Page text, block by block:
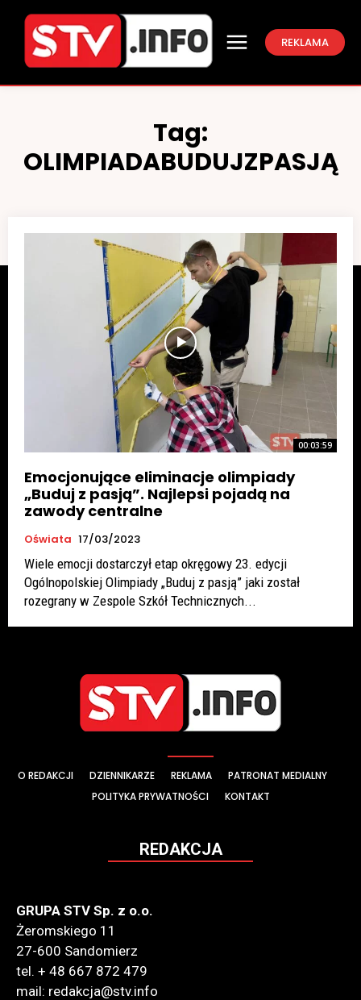
REKLAMA
Tag:
OLIMPIADABUDUJZPASJĄ
00:03:59
Emocjonujące eliminacje olimpiady
„Buduj z pasją”. Najlepsi pojadą na
zawody centralne
Oświata 17/03/2023
Wiele emocji dostarczył etap okręgowy 23. edycji
Ogólnopolskiej Olimpiady „Buduj z pasją” jaki został
rozegrany w Zespole Szkół Technicznych...
O REDAKCJI DZIENNIKARZE REKLAMA
PATRONAT MEDIALNY
POLITYKA PRYWATNOŚCI
KONTAKT
REDAKCJA
GRUPA STV Sp. z o.o.
Żeromskiego 11
27-600 Sandomierz
tel. + 48 667 872 479
mail: redakcja@stv.info